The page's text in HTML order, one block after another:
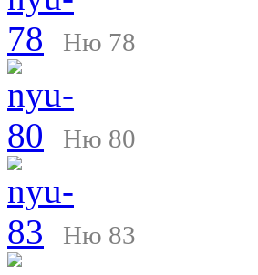
Ню 78
Ню 80
Ню 83